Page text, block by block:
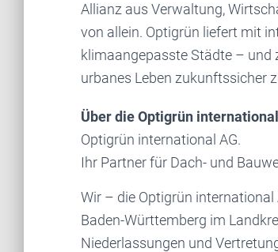
Allianz aus Verwaltung,
von allein. Optigrün liefert mit
klimaangepasste Städte – und
urbanes Leben zukunftssicher
Über die Optigrün
Optigrün international AG.
Ihr Partner für Dach- und
Wir – die Optigrün
Baden-Württemberg im
Niederlassungen und